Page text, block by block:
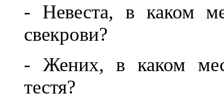
- Невеста, в каком
свекрови?
- Жених, в каком
тестя?